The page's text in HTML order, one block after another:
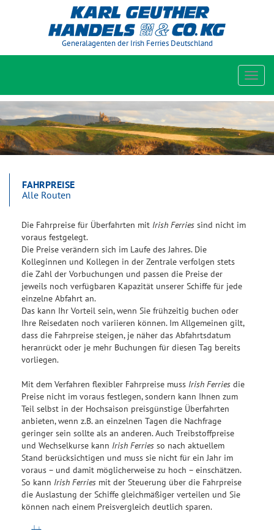
Generalagenten der Irish Ferries Deutschland
FAHRPREISE
Alle Routen
Die Fahrpreise für Überfahrten mit Irish Ferries sind nicht im
voraus festgelegt.
Die Preise verändern sich im Laufe des Jahres. Die
Kolleginnen und Kollegen in der Zentrale verfolgen stets
die Zahl der Vorbuchungen und passen die Preise der
jeweils noch verfügbaren Kapazität unserer Schiffe für jede
einzelne Abfahrt an.
Das kann Ihr Vorteil sein, wenn Sie frühzeitig buchen oder
Ihre Reisedaten noch variieren können. Im Allgemeinen gilt,
dass die Fahrpreise steigen, je näher das Abfahrtsdatum
heranrückt oder je mehr Buchungen für diesen Tag bereits
vorliegen.
Mit dem Verfahren flexibler Fahrpreise muss Irish Ferries die
Preise nicht im voraus festlegen, sondern kann Ihnen zum
Teil selbst in der Hochsaison preisgünstige Überfahrten
anbieten, wenn z.B. an einzelnen Tagen die Nachfrage
geringer sein sollte als an anderen. Auch Treibstoffpreise
und Wechselkurse kann Irish Ferries so nach aktuellem
Stand berücksichtigen und muss sie nicht für ein Jahr im
voraus – und damit möglicherweise zu hoch – einschätzen.
So kann Irish Ferries mit der Steuerung über die Fahrpreise
die Auslastung der Schiffe gleichmäßiger verteilen und Sie
können nach einem Preisvergleich deutlich sparen.